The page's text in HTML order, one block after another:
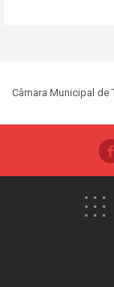
Câmara Municipal de